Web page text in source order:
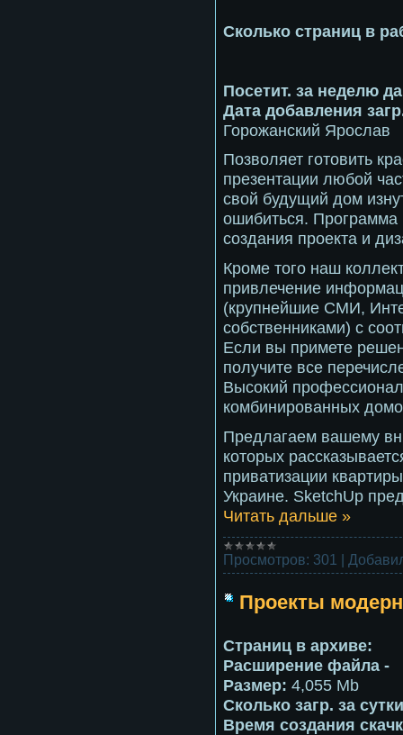
Сколько страниц в
Посетит. за неделю
Дата добавления
Горожанский Ярослав
Позволяет готовить
презентации любой
свой будущий дом
ошибиться. Программа
создания проекта и
Кроме того наш
привлечение
(крупнейшие СМИ,
собственниками) с
Если вы примете
получите все
Высокий
комбинированных
Предлагаем вашему
которых
приватизации
Украине. SketchUp
Читать дальше »
Просмотров: 301 |
Проекты
Страниц в архиве:
Расширение файла -
Размер: 4,055 Mb
Сколько загр. за
Время создания